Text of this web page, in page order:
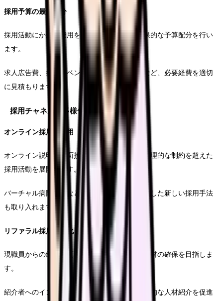
採用予算の最適配分
採用活動にかかる費用を項目別に精査し、効果的な予算配分を行い
ます。
求人広告費、採用イベント開催費、研修費用など、必要経費を適切
に見積もります。
採用チャネルの多様化
オンライン採用の活用
オンライン説明会や面接を効果的に活用し、地理的な制約を超えた
採用活動を展開します。
バーチャル病院見学など、デジタル技術を活用した新しい採用手法
も取り入れます。
リファラル採用の強化
現職員からの紹介制度を整備し、信頼できる人材の確保を目指しま
す。
紹介者へのインセンティブ制度を設計し、積極的な人材紹介を促進